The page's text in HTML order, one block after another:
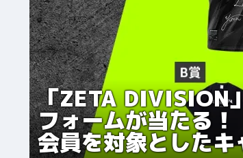
「ZETA DIVISION
フォームが当たる
会員を対象とした